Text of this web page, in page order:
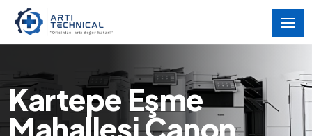
Kartepe Eşme
Mahallesi Canon